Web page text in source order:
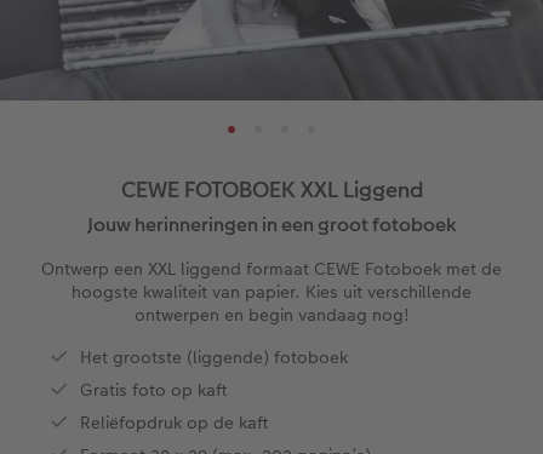
XXL Staand
XXL Liggend
Compact Vierkant
Kids
Papiersoorten
Kaftsoorten
Mogelijkheden
Retro prints
Mini retro prints
Fine art prints
Mini prints
Foto in lijst
Premium poster
Fotosets
Galerijprint
Foto op forex
Foto op hexxas
Meerluik
Alle extra's
Verjaardagskalenders
Papiersoorten
Om op te schrijven
Met designs
Making Memories Wandkalenders
Alle extra's
Kantoorartikelen
Textiel
Dierencadeaus
Telefoonhoesjes
Fotogeschenkboxen
Art prints
Kaart met insteekfoto
Trouwkaarten
Verjaardagskaarten
Communiekaarten
Alle thema's
Met reliëfopdruk
CEWE FOTOBOEK XXL Liggend
Jouw herinneringen in een groot fotoboek
Ontwerp een XXL liggend formaat CEWE Fotoboek met de
hoogste kwaliteit van papier. Kies uit verschillende
ontwerpen en begin vandaag nog!
Het grootste (liggende) fotoboek
Gratis foto op kaft
Reliëfopdruk op de kaft